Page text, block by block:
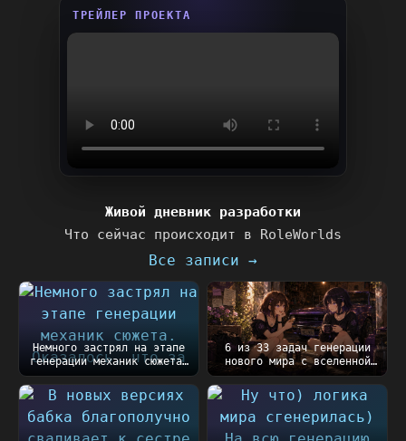
ТРЕЙЛЕР ПРОЕКТА
Живой дневник разработки
Что сейчас происходит в RoleWorlds
Все записи →
Немного застрял на этапе
генерации механик сюжета.
Оказалось, чт...
6 из 33 задач генерации
нового мира с вселенной
Таллару готовы))...